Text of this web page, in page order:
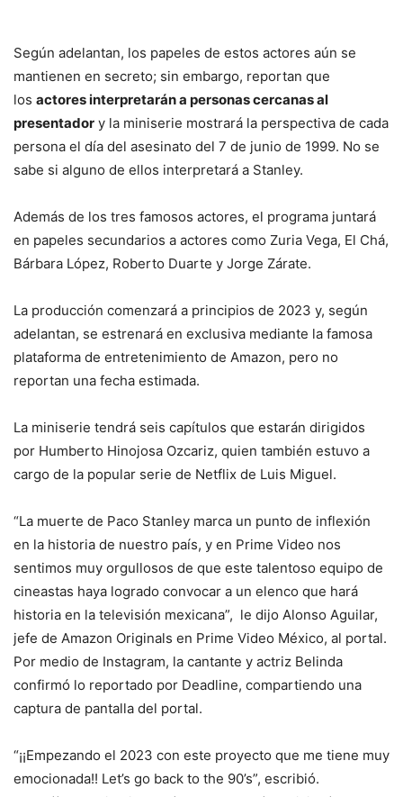
Según adelantan, los papeles de estos actores aún se
mantienen en secreto; sin embargo, reportan que
los actores interpretarán a personas cercanas al
presentador y la miniserie mostrará la perspectiva de cada
persona el día del asesinato del 7 de junio de 1999. No se
sabe si alguno de ellos interpretará a Stanley.
Además de los tres famosos actores, el programa juntará
en papeles secundarios a actores como Zuria Vega, El Chá,
Bárbara López, Roberto Duarte y Jorge Zárate.
La producción comenzará a principios de 2023 y, según
adelantan, se estrenará en exclusiva mediante la famosa
plataforma de entretenimiento de Amazon, pero no
reportan una fecha estimada.
La miniserie tendrá seis capítulos que estarán dirigidos
por Humberto Hinojosa Ozcariz, quien también estuvo a
cargo de la popular serie de Netflix de Luis Miguel.
“La muerte de Paco Stanley marca un punto de inflexión
en la historia de nuestro país, y en Prime Video nos
sentimos muy orgullosos de que este talentoso equipo de
cineastas haya logrado convocar a un elenco que hará
historia en la televisión mexicana”, le dijo Alonso Aguilar,
jefe de Amazon Originals en Prime Video México, al portal.
Por medio de Instagram, la cantante y actriz Belinda
confirmó lo reportado por Deadline, compartiendo una
captura de pantalla del portal.
“¡¡Empezando el 2023 con este proyecto que me tiene muy
emocionada!! Let’s go back to the 90’s”, escribió.